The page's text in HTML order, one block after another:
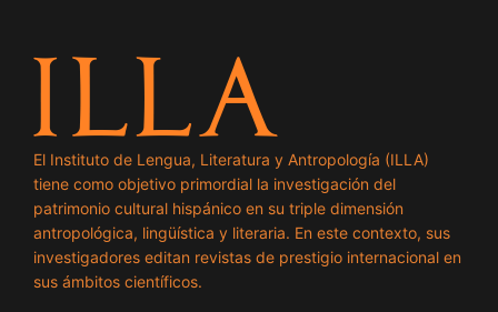
El Instituto de Lengua, Literatura y Antropología (ILLA)
tiene como objetivo primordial la investigación del
patrimonio cultural hispánico en su triple dimensión
antropológica, lingüística y literaria. En este contexto, sus
investigadores editan revistas de prestigio internacional en
sus ámbitos científicos.